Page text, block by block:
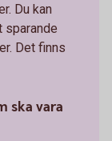
Du kan
sparande
Det finns
ska vara